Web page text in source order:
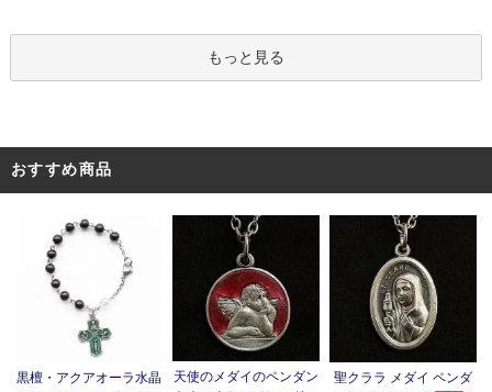
もっと見る
おすすめ商品
黒檀・アクアオーラ水晶
天使のメダイのペンダン
聖クララ メダイ ペンダ